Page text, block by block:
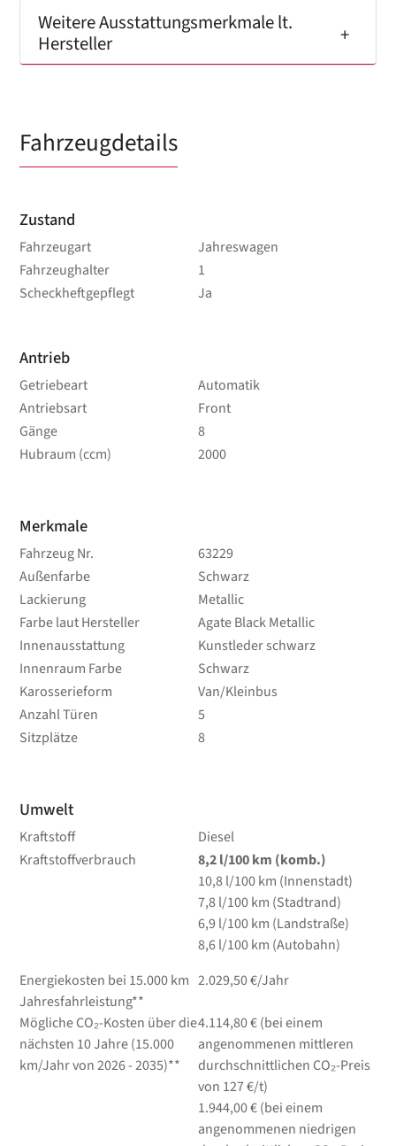
Weitere Ausstattungsmerkmale lt.
Hersteller
Fahrzeugdetails
Zustand
Fahrzeugart
Jahreswagen
Fahrzeughalter
1
Scheckheftgepflegt
Ja
Antrieb
Getriebeart
Automatik
Antriebsart
Front
Gänge
8
Hubraum (ccm)
2000
Merkmale
Fahrzeug Nr.
63229
Außenfarbe
Schwarz
Lackierung
Metallic
Farbe laut Hersteller
Agate Black Metallic
Innenausstattung
Kunstleder schwarz
Innenraum Farbe
Schwarz
Karosserieform
Van/Kleinbus
Anzahl Türen
5
Sitzplätze
8
Umwelt
Kraftstoff
Diesel
Kraftstoffverbrauch
8,2l/100 km (komb.)
10,8l/100 km (Innenstadt)
7,8l/100 km (Stadtrand)
6,9l/100 km (Landstraße)
8,6l/100 km (Autobahn)
Energiekosten bei 15.000 km
Jahresfahrleistung**
2.029,50 €/Jahr
Mögliche CO₂-Kosten über die
nächsten 10 Jahre (15.000
km/Jahr von 2026 - 2035)**
4.114,80 € (bei einem
angenommenen mittleren
durchschnittlichen CO₂-Preis
von 127 €/t)
1.944,00 € (bei einem
angenommenen niedrigen